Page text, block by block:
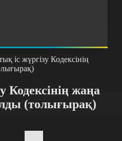
іс жүргізу Кодексінің
Кодексінің жаңа
(толығырақ)